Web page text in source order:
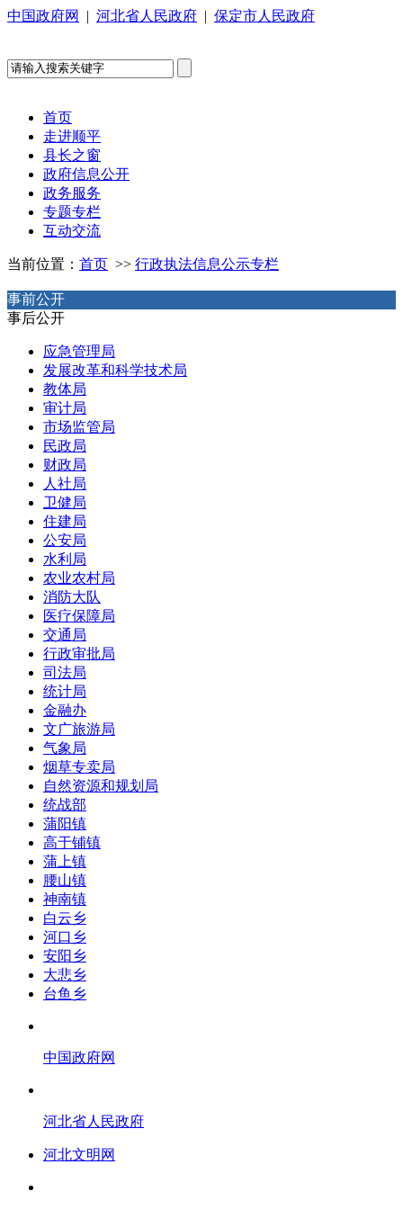
中国政府网 | 河北省人民政府 | 保定市人民政府
首页
走进顺平
县长之窗
政府信息公开
政务服务
专题专栏
互动交流
当前位置： 首页 >> 行政执法信息公示专栏
事前公开
事后公开
应急管理局
发展改革和科学技术局
教体局
审计局
市场监管局
民政局
财政局
人社局
卫健局
住建局
公安局
水利局
农业农村局
消防大队
医疗保障局
交通局
行政审批局
司法局
统计局
金融办
文广旅游局
气象局
烟草专卖局
自然资源和规划局
统战部
蒲阳镇
高于铺镇
蒲上镇
腰山镇
神南镇
白云乡
河口乡
安阳乡
大悲乡
台鱼乡
中国政府网
河北省人民政府
河北文明网